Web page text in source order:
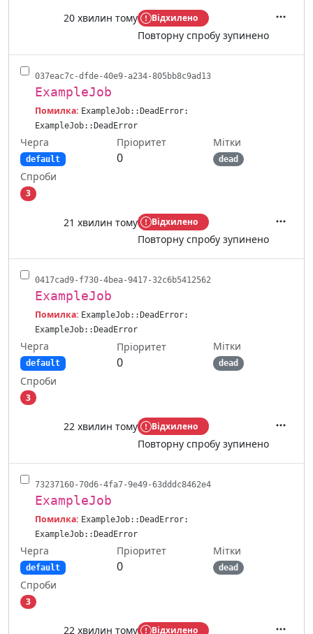
20 хвилин тому Відхилено
Повторну спробу зупинено
037eac7c-dfde-40e9-a234-805bb8c9ad13
ExampleJob
Помилка: ExampleJob::DeadError:
ExampleJob::DeadError
Черга
default
Пріоритет
0
Мітки
dead
Спроби
3
21 хвилин тому Відхилено
Повторну спробу зупинено
Дії
0417cad9-f730-4bea-9417-32c6b5412562
ExampleJob
Помилка: ExampleJob::DeadError:
ExampleJob::DeadError
Черга
default
Пріоритет
0
Мітки
dead
Спроби
3
22 хвилин тому Відхилено
Повторну спробу зупинено
73237160-70d6-4fa7-9e49-63dddc8462e4
ExampleJob
Помилка: ExampleJob::DeadError:
ExampleJob::DeadError
Черга
default
Пріоритет
0
Мітки
dead
Спроби
3
22 хвилин тому Відхилено